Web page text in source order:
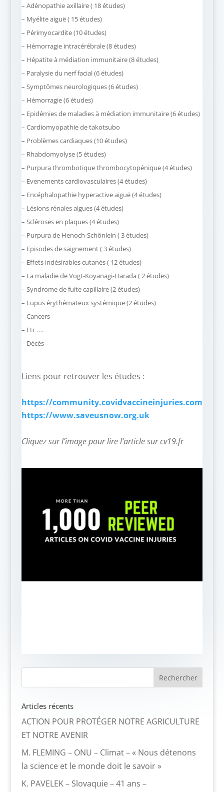
– Adénopathie axillaire ( 18 études)
– Myélite aiguë ( 15 études)
– Périmyocardite (10 études)
– Hémorragie intracérébrale (8 études)
– Hépatite à médiation immunitaire (8 études)
– Paralysie du nerf facial (6 études)
– Symptômes neurologiques (6 études)
– Hémorragie (6 études)
– Epidémies de maladies à médiation immunitaire (6 études)
– Cardiomyopathie de takotsubo
– Problèmes cardiaques (10 études)
– Rhabdomyolyse (5 études)
– Purpura thrombotique thrombocytopénique (4 études)
– Evenements cardiovasculaires (4 études)
– Encéphalopathie hyperactive aiguë (4 études)
– Lésions rénales aigues (4 études)
– Scléroses en plaques (4 études)
– Purpura de Henoch-Schönlein ( 3 études)
– Episodes de saignement ( 3 études)
– Effets indésirables cutanés ( 12 études)
– La maladie de Vogt-Koyanagi-Harada ( 2 études)
– Syndrome de fuite capillaire (2 études)
– Lupus érythémateux systémique (2 études)
– Cancers
– Etc ….
– Décès
Liens pour retrouver les études :
https://community.covidvaccineinjuries.com
https://www.saveusnow.org.uk
Cliquez sur l’image pour lire l’article sur cv19.fr
Articles récents
ACTION POUR PROTÉGER NOTRE AGRICULTURE
ET NOTRE AVENIR
M. FLEMING – ONU – Climat – « Nous détenons
la science et le monde doit le savoir »
K. PAVELEK – Slovaquie – 41 ans –